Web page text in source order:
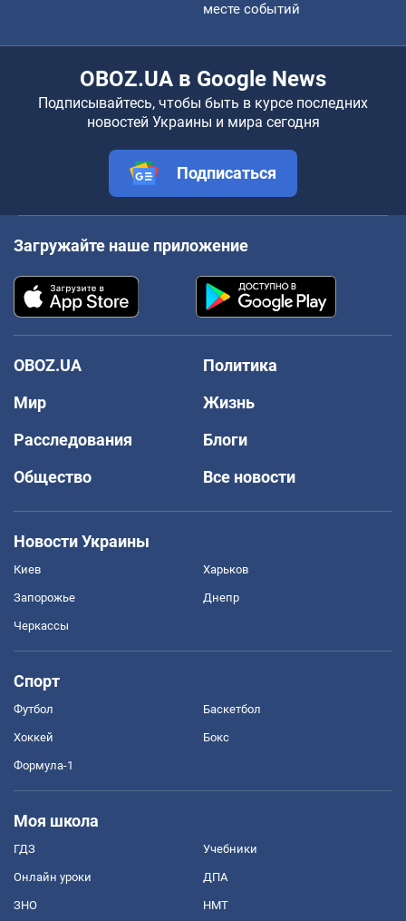
месте событий
OBOZ.UA в Google News
Подписывайтесь, чтобы быть в курсе последних
новостей Украины и мира сегодня
Подписаться
Загружайте наше приложение
OBOZ.UA
Политика
Мир
Жизнь
Расследования
Блоги
Общество
Все новости
Новости Украины
Киев Харьков
Запорожье Днепр
Черкассы
Спорт
Футбол Баскетбол
Хоккей Бокс
Формула-1
Моя школа
ГДЗ Учебники
Онлайн уроки ДПА
ЗНО НМТ